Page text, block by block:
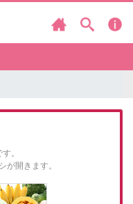
。
が開きます。